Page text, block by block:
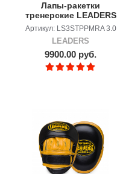
Лапы-ракетки
тренерские LEADERS
Paddels 3.0 RED ALERT
Артикул: LS3STPPMRA 3.0
LEADERS
9900.00 руб.